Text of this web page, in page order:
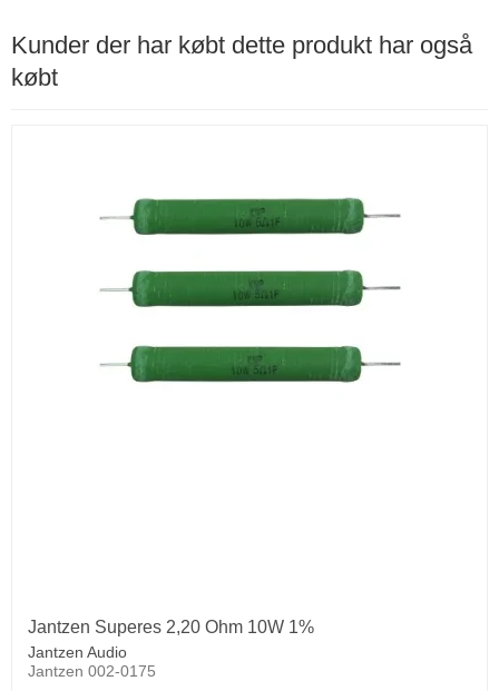
Kunder der har købt dette produkt har også
købt
Jantzen Superes 2,20 Ohm 10W 1%
Jantzen Audio
Jantzen 002-0175